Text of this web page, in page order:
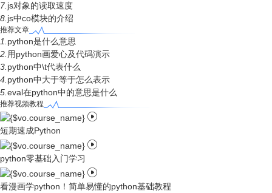
7.js对象的读取速度
8.js中co模块的介绍
推荐文章
1.python是什么意思
2.用python画爱心及代码演示
3.python中\t代表什么
4.python中大于等于怎么表示
5.eval在python中的意思是什么
推荐视频教程

短期速成Python

python零基础入门学习

看漫画学python！简单易懂的python基础教程